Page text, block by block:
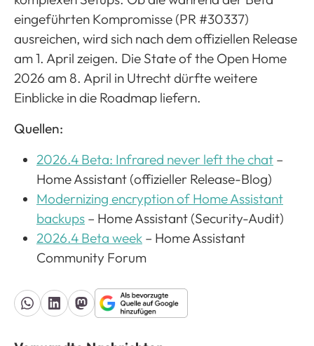
eingeführten Kompromisse (PR #30337)
ausreichen, wird sich nach dem offiziellen Release
am 1. April zeigen. Die State of the Open Home
2026 am 8. April in Utrecht dürfte weitere
Einblicke in die Roadmap liefern.
Quellen:
2026.4 Beta: Infrared never left the chat –
Home Assistant (offizieller Release-Blog)
Modernizing encryption of Home Assistant
backups – Home Assistant (Security-Audit)
2026.4 Beta week – Home Assistant
Community Forum